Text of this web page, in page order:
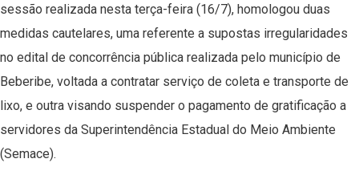
sessão realizada nesta terça-feira (16/7), homologou duas
medidas cautelares, uma referente a supostas irregularidades
no edital de concorrência pública realizada pelo município de
Beberibe, voltada a contratar serviço de coleta e transporte de
lixo, e outra visando suspender o pagamento de gratificação a
servidores da Superintendência Estadual do Meio Ambiente
(Semace).